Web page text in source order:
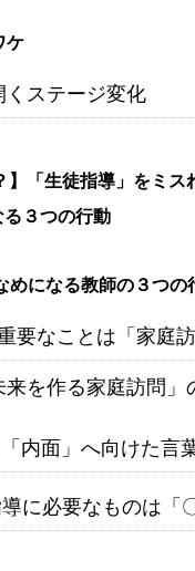
ケ
くステージ変化
】「生徒指導」をミ
３つの行動
めになる教師の３つの
要なことは「家庭
来を作る家庭訪問」
内面」へ向けた言
に必要なものは「